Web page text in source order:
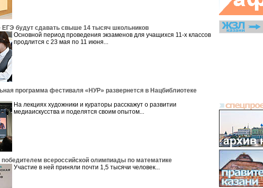
ЕГЭ будут сдавать свыше 14 тысяч школьников
Основной период проведения экзаменов для учащихся 11-х классов
продлится с 23 мая по 11 июня...
программа фестиваля «НУР» развернется в Нацбиблиотеке
На лекциях художники и кураторы расскажут о развитии
медиаискусства и поделятся своим опытом...
победителем всероссийской олимпиады по математике
Участие в ней приняли почти 1,5 тысячи человек...